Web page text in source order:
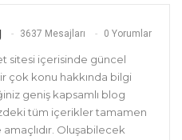
3637 Mesajları 0 Yorumlar
sitesi içerisinde güncel
çok konu hakkında bilgi
geniş kapsamlı blog
tüm içerikler tamamen
Oluşabilecek